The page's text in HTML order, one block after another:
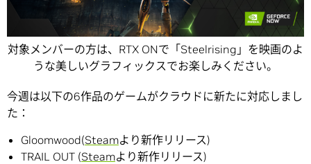
対象メンバーの方は、RTX ONで「Steelrising」を映画のよ
うな美しいグラフィックスでお楽しみください。
今週は以下の6作品のゲームがクラウドに新たに対応しまし
た：
Gloomwood(Steamより新作リリース)
TRAIL OUT (Steamより新作リリース)